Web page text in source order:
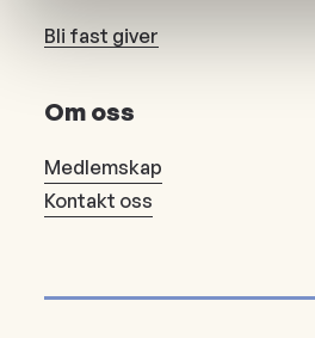
Bli fast giver
Om oss
Medlemskap
Kontakt oss